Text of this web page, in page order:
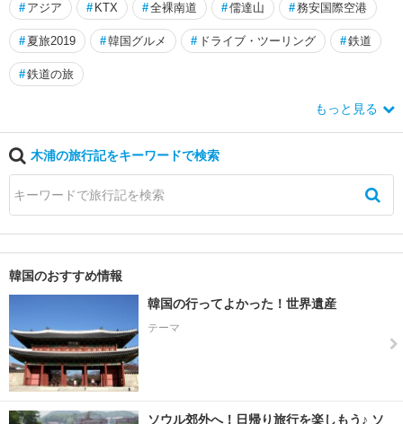
# アジア # KTX #全裸南道 #儒達山 #務安国際空港
# 夏旅2019 #韓国グルメ # ドライブ・ツーリング #鉄道
#鉄道の旅
もっと見る
木浦の旅行記をキーワードで検索
韓国のおすすめ情報
韓国の行ってよかった！世界遺産
テーマ
ソウル郊外へ！日帰り旅行を楽しもう♪ ソ